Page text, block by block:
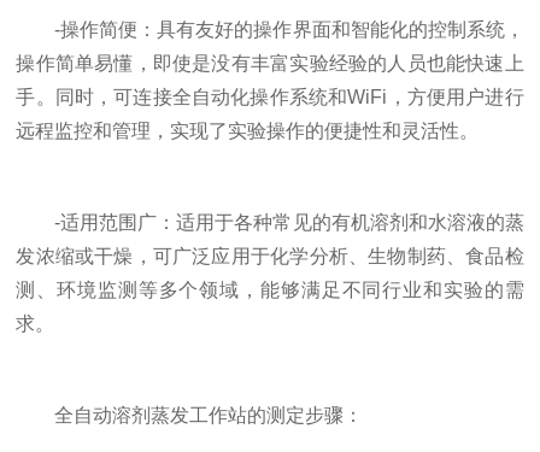
-操作简便：具有友好的操作界面和智能化的控制系统，
操作简单易懂，即使是没有丰富实验经验的人员也能快速上
手。同时，可连接全自动化操作系统和WiFi，方便用户进行
远程监控和管理，实现了实验操作的便捷性和灵活性。
-适用范围广：适用于各种常见的有机溶剂和水溶液的蒸
发浓缩或干燥，可广泛应用于化学分析、生物制药、食品检
测、环境监测等多个领域，能够满足不同行业和实验的需
求。
全自动溶剂蒸发工作站的测定步骤：